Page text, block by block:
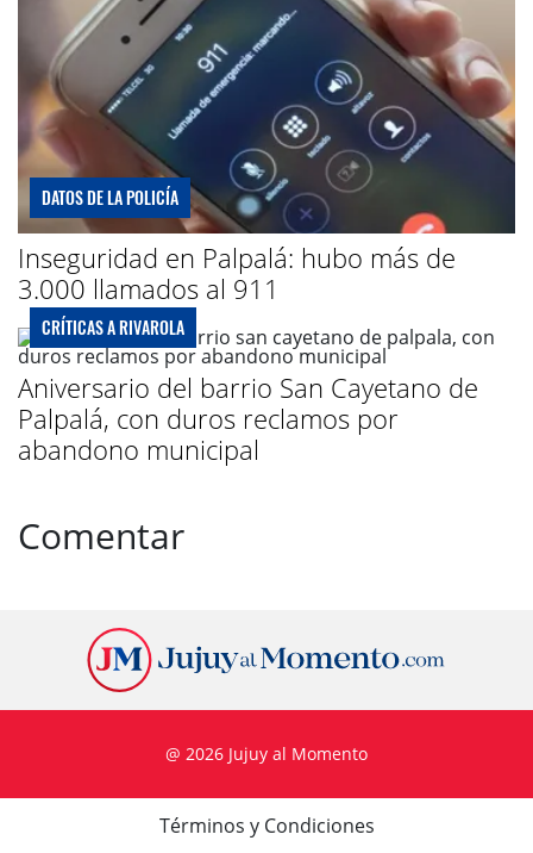
DATOS DE LA POLICÍA
Inseguridad en Palpalá: hubo más de
3.000 llamados al 911
CRÍTICAS A RIVAROLA
Aniversario del barrio San Cayetano de
Palpalá, con duros reclamos por
abandono municipal
Comentar
@ 2026 Jujuy al Momento
Términos y Condiciones